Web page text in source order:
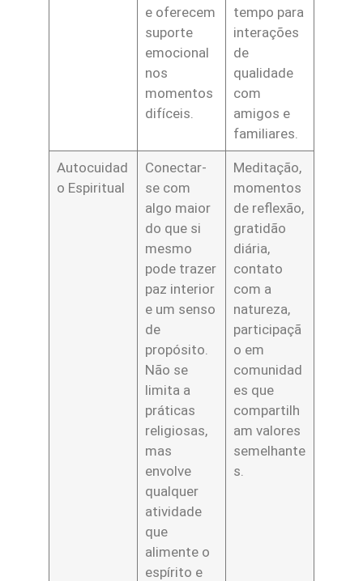
e oferecem
suporte
emocional
nos
momentos
difíceis.
tempo para
interações
de
qualidade
com
amigos e
familiares.
Autocuidad
o Espiritual
Conectar-
se com
algo maior
do que si
mesmo
pode trazer
paz interior
e um senso
de
propósito.
Não se
limita a
práticas
religiosas,
mas
envolve
qualquer
atividade
que
alimente o
espírito e
Meditação,
momentos
de reflexão,
gratidão
diária,
contato
com a
natureza,
participaçã
o em
comunidad
es que
compartilh
am valores
semelhante
s.